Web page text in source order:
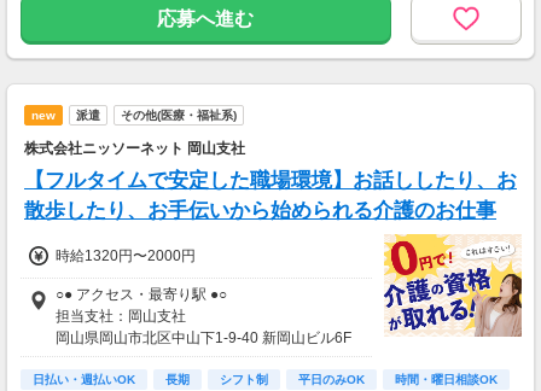
応募へ進む
new 派遣 その他(医療・福祉系)
株式会社ニッソーネット 岡山支社
【フルタイムで安定した職場環境】お話ししたり、お
散歩したり、お手伝いから始められる介護のお仕事
時給1320円〜2000円
○● アクセス・最寄り駅 ●○
担当支社：岡山支社
岡山県岡山市北区中山下1-9-40 新岡山ビル6F
郵便局前駅（岡山電気軌道）-2分
県庁通り駅（岡山電気軌道）-4分
日払い・週払いOK 長期 シフト制 平日のみOK
時間・曜日相談OK